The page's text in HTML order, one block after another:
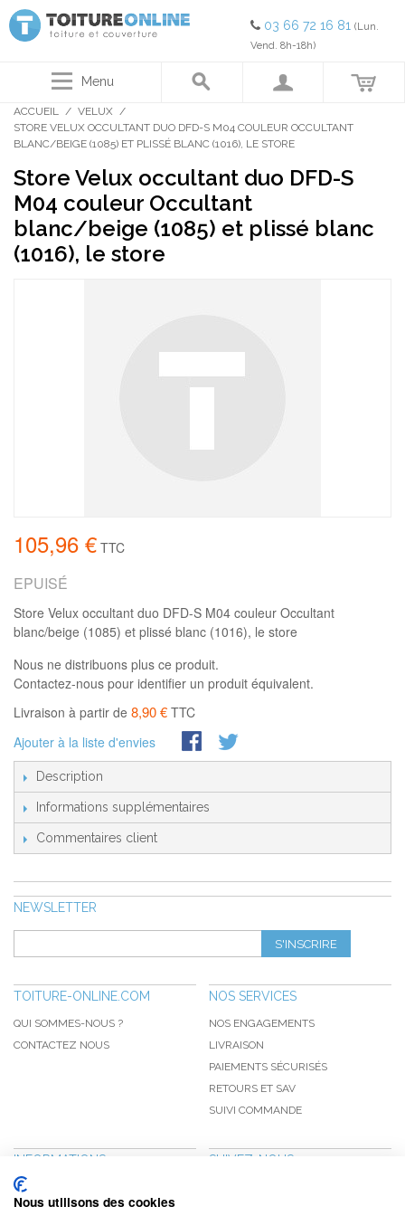
03 66 72 16 81 (Lun.
Vend. 8h-18h)
Menu
ACCUEIL / VELUX /
STORE VELUX OCCULTANT DUO DFD-S M04 COULEUR OCCULTANT
BLANC/BEIGE (1085) ET PLISSÉ BLANC (1016), LE STORE
Store Velux occultant duo DFD-S
M04 couleur Occultant
blanc/beige (1085) et plissé blanc
(1016), le store
105,96 € TTC
EPUISÉ
Store Velux occultant duo DFD-S M04 couleur Occultant
blanc/beige (1085) et plissé blanc (1016), le store
Nous ne distribuons plus ce produit.
Contactez-nous pour identifier un produit équivalent.
Livraison à partir de 8,90 € TTC
Ajouter à la liste d'envies
Description
Informations supplémentaires
Commentaires client
NEWSLETTER
S'INSCRIRE
TOITURE-ONLINE.COM
QUI SOMMES-NOUS ?
CONTACTEZ NOUS
NOS SERVICES
NOS ENGAGEMENTS
LIVRAISON
PAIEMENTS SÉCURISÉS
RETOURS ET SAV
SUIVI COMMANDE
INFORMATIONS
NOUVEAUTÉS
PROMOTIONS
SUIVEZ-NOUS
Nous utilisons des cookies